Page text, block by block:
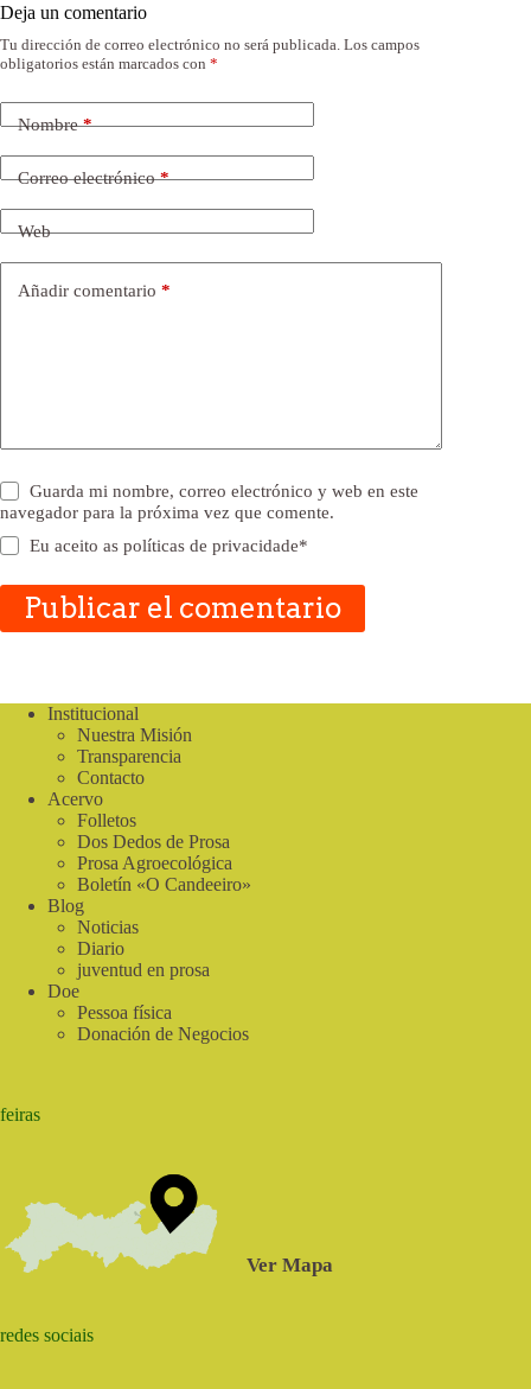
Deja un comentario
Tu dirección de correo electrónico no será publicada. Los campos
obligatorios están marcados con *
Nombre*
Correo electrónico*
Web
Añadir comentario *
Guarda mi nombre, correo electrónico y web en este
navegador para la próxima vez que comente.
Eu aceito aspolíticas de privacidade*
Publicar el comentario
Institucional
Nuestra Misión
Transparencia
Contacto
Acervo
Folletos
Dos Dedos de Prosa
Prosa Agroecológica
Boletín «O Candeeiro»
Blog
Noticias
Diario
juventud en prosa
Doe
Pessoa física
Donación de Negocios
feiras
Ver Mapa
redes sociais